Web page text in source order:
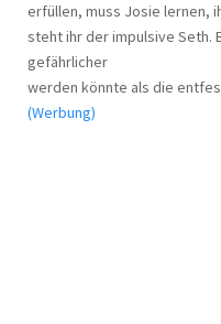
erfüllen, muss Josie lernen,
steht ihr der impulsive Seth.
gefährlicher
werden könnte als die
(Werbung)